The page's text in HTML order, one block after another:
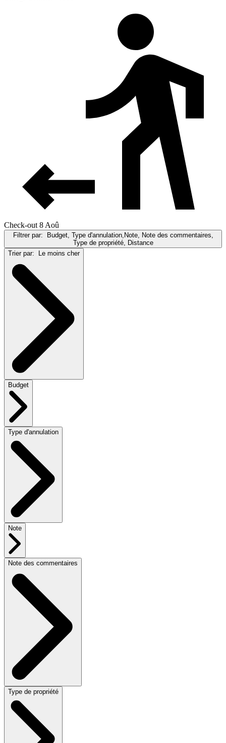
Check-out 8 Aoû
Filtrer par: Budget, Type d'annulation,Note, Note des commentaires,
Type de propriété, Distance
Trier par: Le moins cher
Budget
Type d'annulation
Note
Note des commentaires
Type de propriété